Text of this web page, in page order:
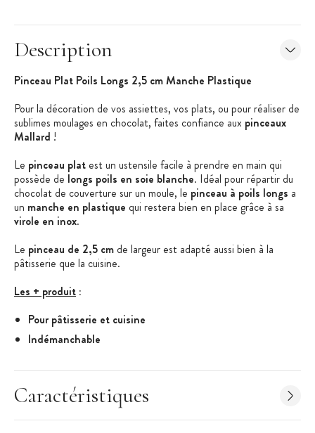
Description
Pinceau Plat Poils Longs 2,5 cm Manche Plastique
Pour la décoration de vos assiettes, vos plats, ou pour réaliser de
sublimes moulages en chocolat, faites confiance aux pinceaux
Mallard !
Le pinceau plat est un ustensile facile à prendre en main qui
possède de longs poils en soie blanche. Idéal pour répartir du
chocolat de couverture sur un moule, le pinceau à poils longs a
un manche en plastique qui restera bien en place grâce à sa
virole en inox.
Le pinceau de 2,5 cm de largeur est adapté aussi bien à la
pâtisserie que la cuisine.
Les + produit :
Pour pâtisserie et cuisine
Indémanchable
Matière du manche : polypropylène
Matière de la virole : inox
Caractéristiques